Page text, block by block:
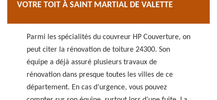
VOTRE TOIT À SAINT MARTIAL DE VALETTE
Parmi les spécialités du couvreur HP Couverture, on
peut citer la rénovation de toiture 24300. Son
équipe a déjà assuré plusieurs travaux de
rénovation dans presque toutes les villes de ce
département. En cas d’urgence, vous pouvez